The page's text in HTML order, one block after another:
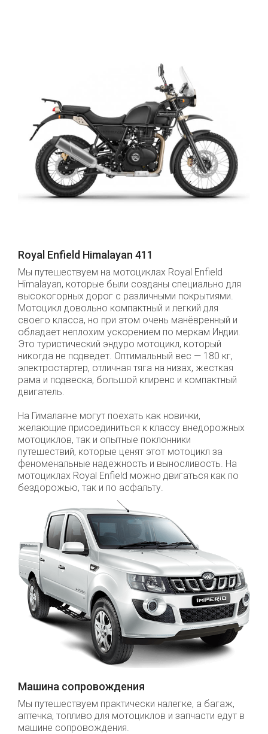
Royal Enfield Himalayan 411
Мы путешествуем на мотоциклах Royal Enfield
Himalayan, которые были созданы специально для
высокогорных дорог с различными покрытиями.
Мотоцикл довольно компактный и легкий для
своего класса, но при этом очень манёвренный и
обладает неплохим ускорением по меркам Индии.
Это туристический эндуро мотоцикл, который
никогда не подведет. Оптимальный вес — 180 кг,
электростартер, отличная тяга на низах, жесткая
рама и подвеска, большой клиренс и компактный
двигатель.
На Гималаяне могут поехать как новички,
желающие присоединиться к классу внедорожных
мотоциклов, так и опытные поклонники
путешествий, которые ценят этот мотоцикл за
феноменальные надежность и выносливость. На
мотоциклах Royal Enfield можно двигаться как по
бездорожью, так и по асфальту.
Машина сопровождения
Мы путешествуем практически налегке, а багаж,
аптечка, топливо для мотоциклов и запчасти едут в
машине сопровождения.